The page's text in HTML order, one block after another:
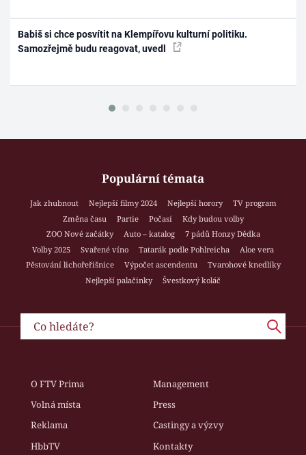
Babiš si chce posvítit na Klempířovu kulturní politiku.
Samozřejmě budu reagovat, uvedl
Populární témata
Jak zhubnout Nejlepší filmy 2024 Nejlepší horory
TV program
Změna času
Partie Počasí
Kdy budou volby
ZOO Nové začátky
Auto – katalog
7 pádů Honzy Dědka
Volby 2025
Svařené víno Tatarák podle Pohlreicha
Aloe vera
Pěstování lichořeřišnice
Výpočet ascendentu
Tvarohové knedlíky
Nejlepší palačinky
Švestkový koláč
O FTV Prima
Management
Volná místa
Press
Reklama
Castingy a výzvy
HbbTV
Kontakty